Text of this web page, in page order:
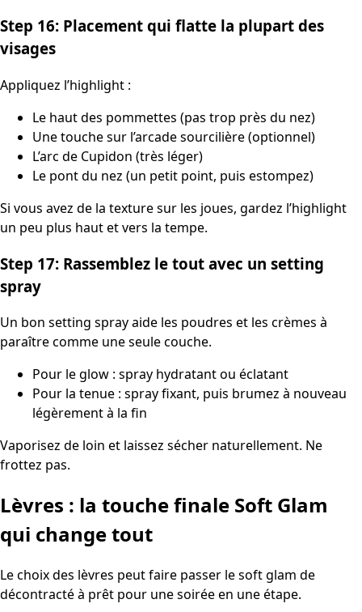
Step 16: Placement qui flatte la plupart des
visages
Appliquez l’highlight :
Le haut des pommettes (pas trop près du nez)
Une touche sur l’arcade sourcilière (optionnel)
L’arc de Cupidon (très léger)
Le pont du nez (un petit point, puis estompez)
Si vous avez de la texture sur les joues, gardez l’highlight
un peu plus haut et vers la tempe.
Step 17: Rassemblez le tout avec un setting
spray
Un bon setting spray aide les poudres et les crèmes à
paraître comme une seule couche.
Pour le glow : spray hydratant ou éclatant
Pour la tenue : spray fixant, puis brumez à nouveau
légèrement à la fin
Vaporisez de loin et laissez sécher naturellement. Ne
frottez pas.
Lèvres : la touche finale Soft Glam
qui change tout
Le choix des lèvres peut faire passer le soft glam de
décontracté à prêt pour une soirée en une étape.